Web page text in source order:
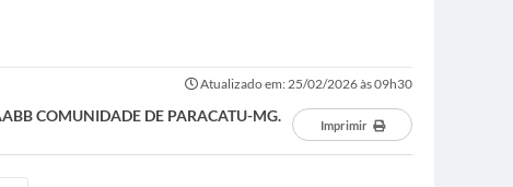
Atualizado em: 25/02/2026 às 09h30
COMUNIDADE DE PARACATU-MG.
Imprimir